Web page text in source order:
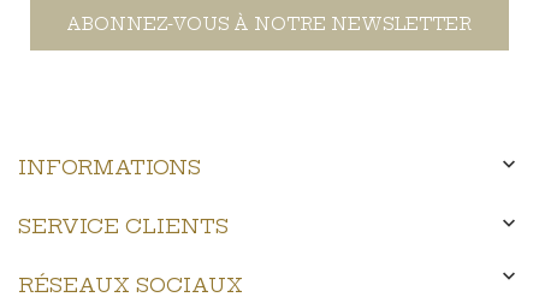
ABONNEZ-VOUS À NOTRE NEWSLETTER
INFORMATIONS 
SERVICE CLIENTS 
RÉSEAUX SOCIAUX 